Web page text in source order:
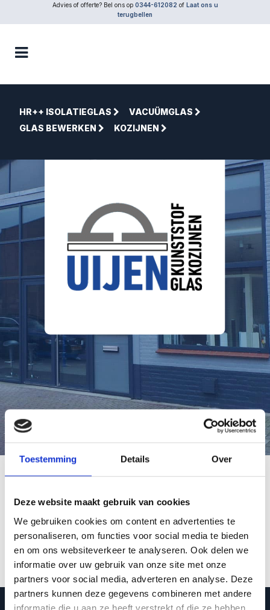
Toestemming Details Over
Deze website maakt gebruik van cookies
We gebruiken cookies om content en advertenties te
personaliseren, om functies voor social media te bieden
en om ons websiteverkeer te analyseren. Ook delen we
informatie over uw gebruik van onze site met onze
partners voor social media, adverteren en analyse. Deze
partners kunnen deze gegevens combineren met andere
informatie die u aan ze heeft verstrekt of die ze hebben
Advies of offerte? Bel ons op 0344-612082 of Laat ons u
terugbellen
HR++ ISOLATIEGLAS
VACUÜMGLAS
GLAS BEWERKEN
KOZIJNEN
Onze hartelijke dank voor uw interesse
in onze producten en diensten, wij
gaan met uw verzoek aan de slag!